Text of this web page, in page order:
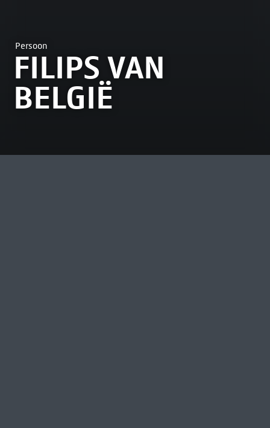
Persoon
FILIPS VAN
BELGIË